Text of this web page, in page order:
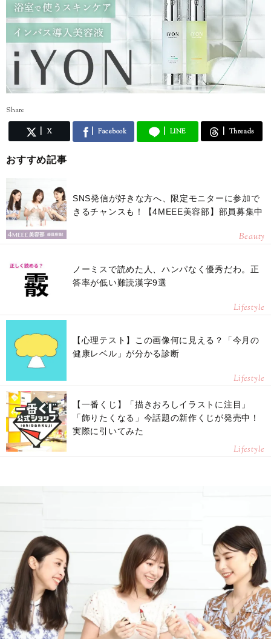
Share
X Facebook LINE Threads
おすすめ記事
SNS発信が好きな方へ、限定モニターに参加で
きるチャンスも！【4MEEE美容部】部員募集中
Beauty
ノーミスで読めた人、ハンパなく優秀だわ。正
答率が低い難読漢字9選
Lifestyle
【心理テスト】この画像何に見える？「今月の
健康レベル」が分かる診断
Lifestyle
【一番くじ】「描きおろしイラストに注目」
「飾りたくなる」今話題の新作くじが発売中！
実際に引いてみた
Lifestyle